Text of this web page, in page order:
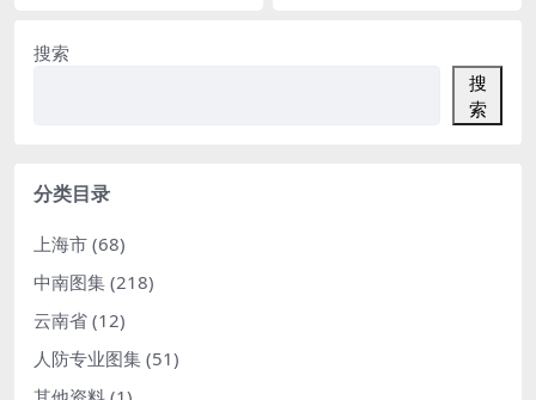
搜索
搜
索
分类目录
上海市 (68)
中南图集 (218)
云南省 (12)
人防专业图集 (51)